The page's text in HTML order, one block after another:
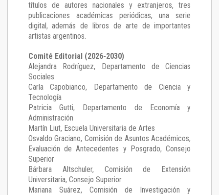
títulos de autores nacionales y extranjeros, tres
publicaciones académicas periódicas, una serie
digital, además de libros de arte de importantes
artistas argentinos.
Comité Editorial (2026-2030)
Alejandra Rodríguez, Departamento de Ciencias
Sociales
Carla Capobianco, Departamento de Ciencia y
Tecnología
Patricia Gutti, Departamento de Economía y
Administración
Martín Liut, Escuela Universitaria de Artes
Osvaldo Graciano, Comisión de Asuntos Académicos,
Evaluación de Antecedentes y Posgrado, Consejo
Superior
Bárbara Altschuler, Comisión de Extensión
Universitaria, Consejo Superior
Mariana Suárez, Comisión de Investigación y